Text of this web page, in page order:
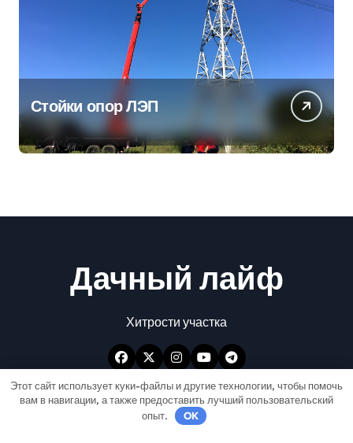
Стойки опор ЛЭП
Дачный лайф
Хитрости участка
Этот сайт использует куки-файлы и другие технологии, чтобы помочь
вам в навигации, а также предоставить лучший пользовательский
опыт.
OK